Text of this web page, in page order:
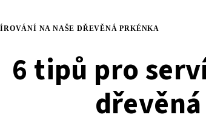
NA NAŠE DŘEVĚNÁ PRKÉNKA
6 tipů pro